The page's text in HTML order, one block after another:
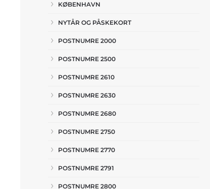
KØBENHAVN
NYTÅR OG PÅSKEKORT
POSTNUMRE 2000
POSTNUMRE 2500
POSTNUMRE 2610
POSTNUMRE 2630
POSTNUMRE 2680
POSTNUMRE 2750
POSTNUMRE 2770
POSTNUMRE 2791
POSTNUMRE 2800